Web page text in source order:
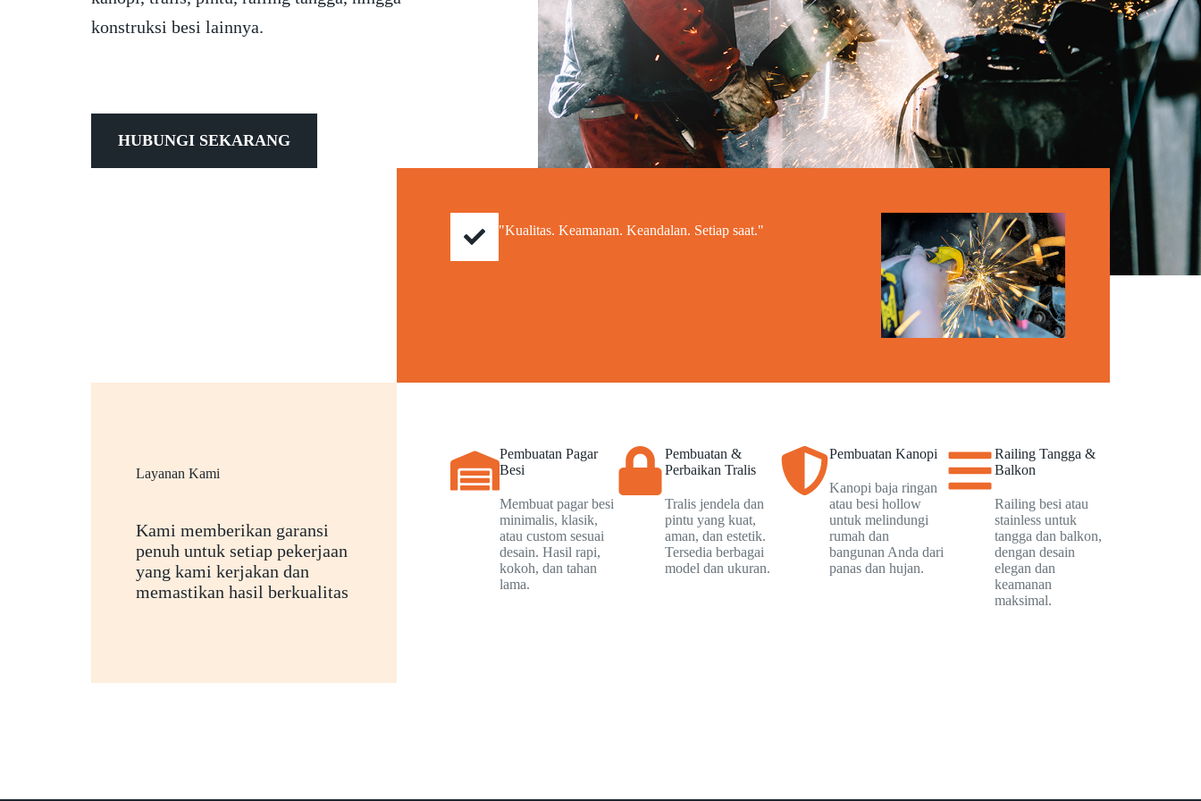
konstruksi besi lainnya.
HUBUNGI SEKARANG
"Kualitas. Keamanan. Keandalan. Setiap saat."
Layanan Kami
Kami memberikan garansi
penuh untuk setiap pekerjaan
yang kami kerjakan dan
memastikan hasil berkualitas
Pembuatan Pagar
Besi
Membuat pagar besi
minimalis, klasik,
atau custom sesuai
desain. Hasil rapi,
kokoh, dan tahan
lama.
Pembuatan &
Perbaikan Tralis
Tralis jendela dan
pintu yang kuat,
aman, dan estetik.
Tersedia berbagai
model dan ukuran.
Pembuatan Kanopi
Kanopi baja ringan
atau besi hollow
untuk melindungi
rumah dan
bangunan Anda dari
panas dan hujan.
Railing Tangga &
Balkon
Railing besi atau
stainless untuk
tangga dan balkon,
dengan desain
elegan dan
keamanan
maksimal.